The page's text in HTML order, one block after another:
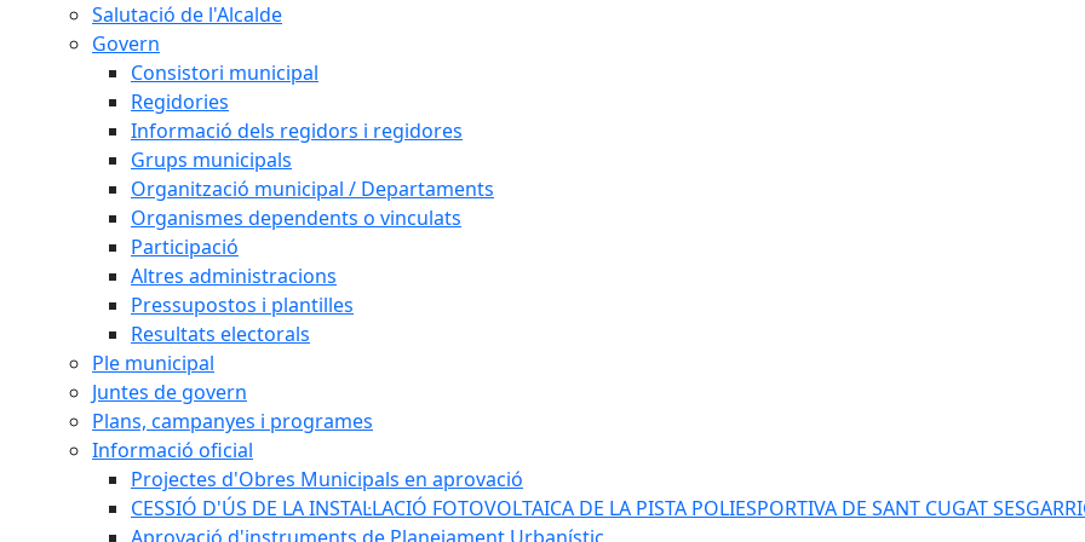
Salutació de l'Alcalde
Govern
Consistori municipal
Regidories
Informació dels regidors i regidores
Grups municipals
Organització municipal / Departaments
Organismes dependents o vinculats
Participació
Altres administracions
Pressupostos i plantilles
Resultats electorals
Ple municipal
Juntes de govern
Plans, campanyes i programes
Informació oficial
Projectes d'Obres Municipals en aprovació
CESSIÓ D'ÚS DE LA INSTAL·LACIÓ FOTOVOLTAICA DE LA PISTA POLIESPORTIVA DE SANT CUGAT